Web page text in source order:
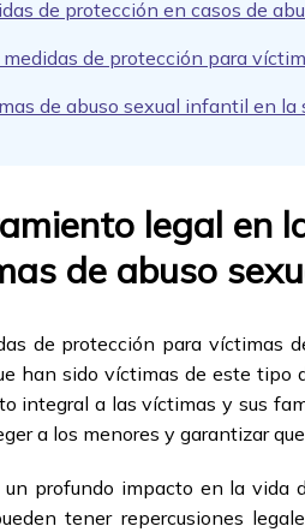
de protección en casos de
de protección para
de abuso sexual infantil en
legal en
de abuso
de protección para
han sido víctimas de este tipo
integral a las víctimas y sus
a los menores y garantizar
profundo impacto en la
tener repercusiones